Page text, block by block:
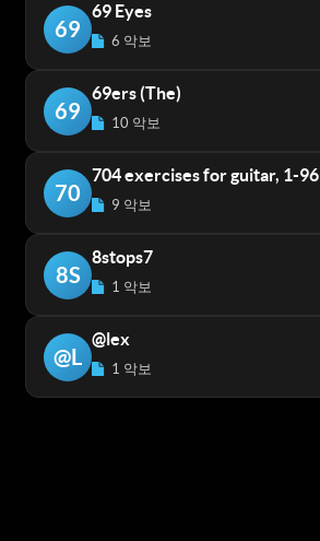
69
69 Eyes
6 악보
69
69ers (The)
10 악보
70
704 exercises for guitar, 1-96
9 악보
8S
8stops7
1 악보
@L
@lex
1 악보